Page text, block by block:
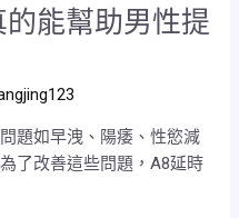
能幫助男性提
題如早洩、陽痿、性慾減
了改善這些問題，A8延時